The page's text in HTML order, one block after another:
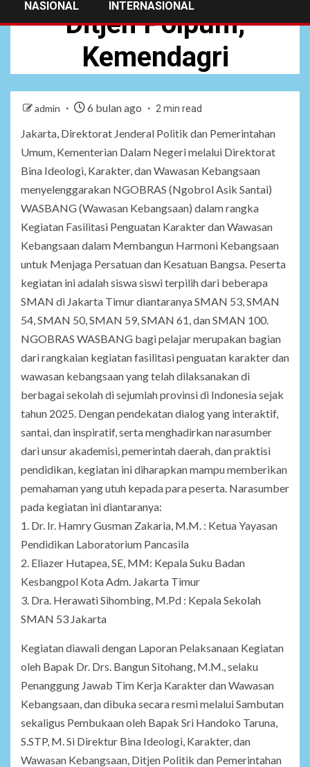
NASIONAL INTERNASIONAL
Ditjen Polpum,
Kemendagri
admin 6 bulan ago 2 min read
Jakarta, Direktorat Jenderal Politik dan Pemerintahan
Umum, Kementerian Dalam Negeri melalui Direktorat
Bina Ideologi, Karakter, dan Wawasan Kebangsaan
menyelenggarakan NGOBRAS (Ngobrol Asik Santai)
WASBANG (Wawasan Kebangsaan) dalam rangka
Kegiatan Fasilitasi Penguatan Karakter dan Wawasan
Kebangsaan dalam Membangun Harmoni Kebangsaan
untuk Menjaga Persatuan dan Kesatuan Bangsa. Peserta
kegiatan ini adalah siswa siswi terpilih dari beberapa
SMAN di Jakarta Timur diantaranya SMAN 53, SMAN
54, SMAN 50, SMAN 59, SMAN 61, dan SMAN 100.
NGOBRAS WASBANG bagi pelajar merupakan bagian
dari rangkaian kegiatan fasilitasi penguatan karakter dan
wawasan kebangsaan yang telah dilaksanakan di
berbagai sekolah di sejumlah provinsi di Indonesia sejak
tahun 2025. Dengan pendekatan dialog yang interaktif,
santai, dan inspiratif, serta menghadirkan narasumber
dari unsur akademisi, pemerintah daerah, dan praktisi
pendidikan, kegiatan ini diharapkan mampu memberikan
pemahaman yang utuh kepada para peserta. Narasumber
pada kegiatan ini diantaranya:
1. Dr. Ir. Hamry Gusman Zakaria, M.M. : Ketua Yayasan
Pendidikan Laboratorium Pancasila
2. Eliazer Hutapea, SE, MM: Kepala Suku Badan
Kesbangpol Kota Adm. Jakarta Timur
3. Dra. Herawati Sihombing, M.Pd : Kepala Sekolah
SMAN 53 Jakarta
Kegiatan diawali dengan Laporan Pelaksanaan Kegiatan
oleh Bapak Dr. Drs. Bangun Sitohang, M.M., selaku
Penanggung Jawab Tim Kerja Karakter dan Wawasan
Kebangsaan, dan dibuka secara resmi melalui Sambutan
sekaligus Pembukaan oleh Bapak Sri Handoko Taruna,
S.STP, M. Si Direktur Bina Ideologi, Karakter, dan
Wawasan Kebangsaan, Ditjen Politik dan Pemerintahan